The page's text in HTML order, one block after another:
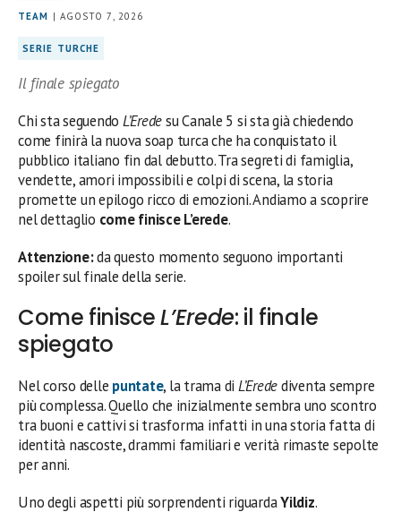
TEAM | AGOSTO 7, 2026
SERIE TURCHE
Il finale spiegato
Chi sta seguendo L’Eredesu Canale 5 si sta già chiedendo
come finirà la nuova soap turca che ha conquistato il
pubblico italiano fin dal debutto. Tra segreti di famiglia,
vendette, amori impossibili e colpi di scena, la storia
promette un epilogo ricco di emozioni. Andiamo a scoprire
nel dettaglio come finisce L’erede.
Attenzione:da questo momento seguono importanti
spoiler sul finale della serie.
Come finisceL’Erede: il finale
spiegato
Nel corso delle puntate, la trama di L’Eredediventa sempre
più complessa. Quello che inizialmente sembra uno scontro
tra buoni e cattivi si trasforma infatti in una storia fatta di
identità nascoste, drammi familiari e verità rimaste sepolte
per anni.
Uno degli aspetti più sorprendenti riguardaYildiz.